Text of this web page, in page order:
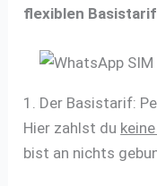
flexiblen Basistarif
1. Der Basistarif:
Hier zahlst du
bist an nichts